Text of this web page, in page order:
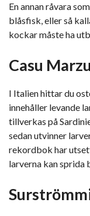
En annan råvara
blåsfisk, eller så
kockar måste ha
Casu Marzu
I Italien hittar du
innehåller levande
tillverkas på
sedan utvinner
rekordbok har
larverna kan sprida